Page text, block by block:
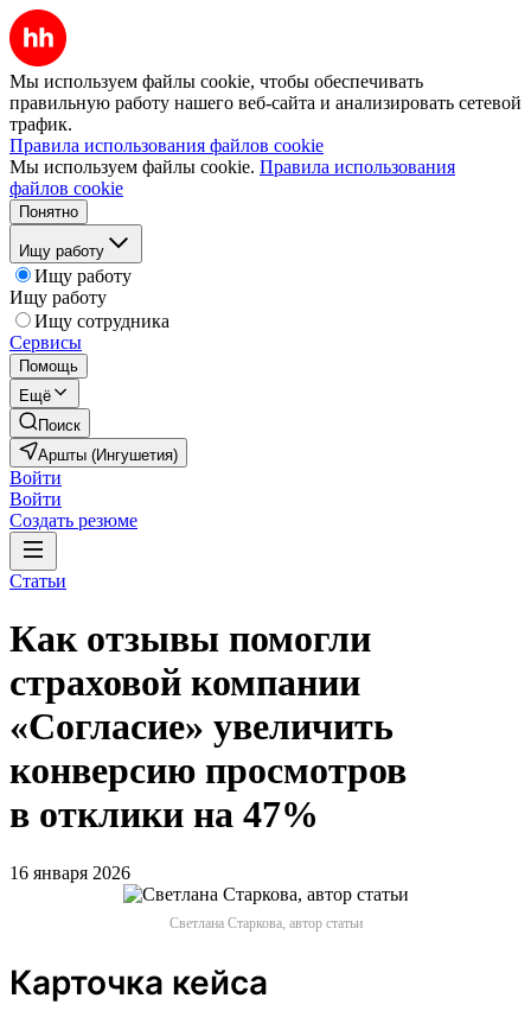
Мы используем файлы cookie, чтобы обеспечивать
правильную работу нашего веб-сайта и анализировать сетевой
трафик.
Правила использования файлов cookie
Мы используем файлы cookie. Правила использования
файлов cookie
Понятно
Ищу работу
Ищу работу
Ищу работу
Ищу сотрудника
Сервисы
Помощь
Ещё
Поиск
Аршты (Ингушетия)
Войти
Войти
Создать резюме
Статьи
Как отзывы помогли
страховой компании
«Согласие» увеличить
конверсию просмотров
в отклики на 47%
16 января 2026
Светлана Старкова, автор статьи
Карточка кейса